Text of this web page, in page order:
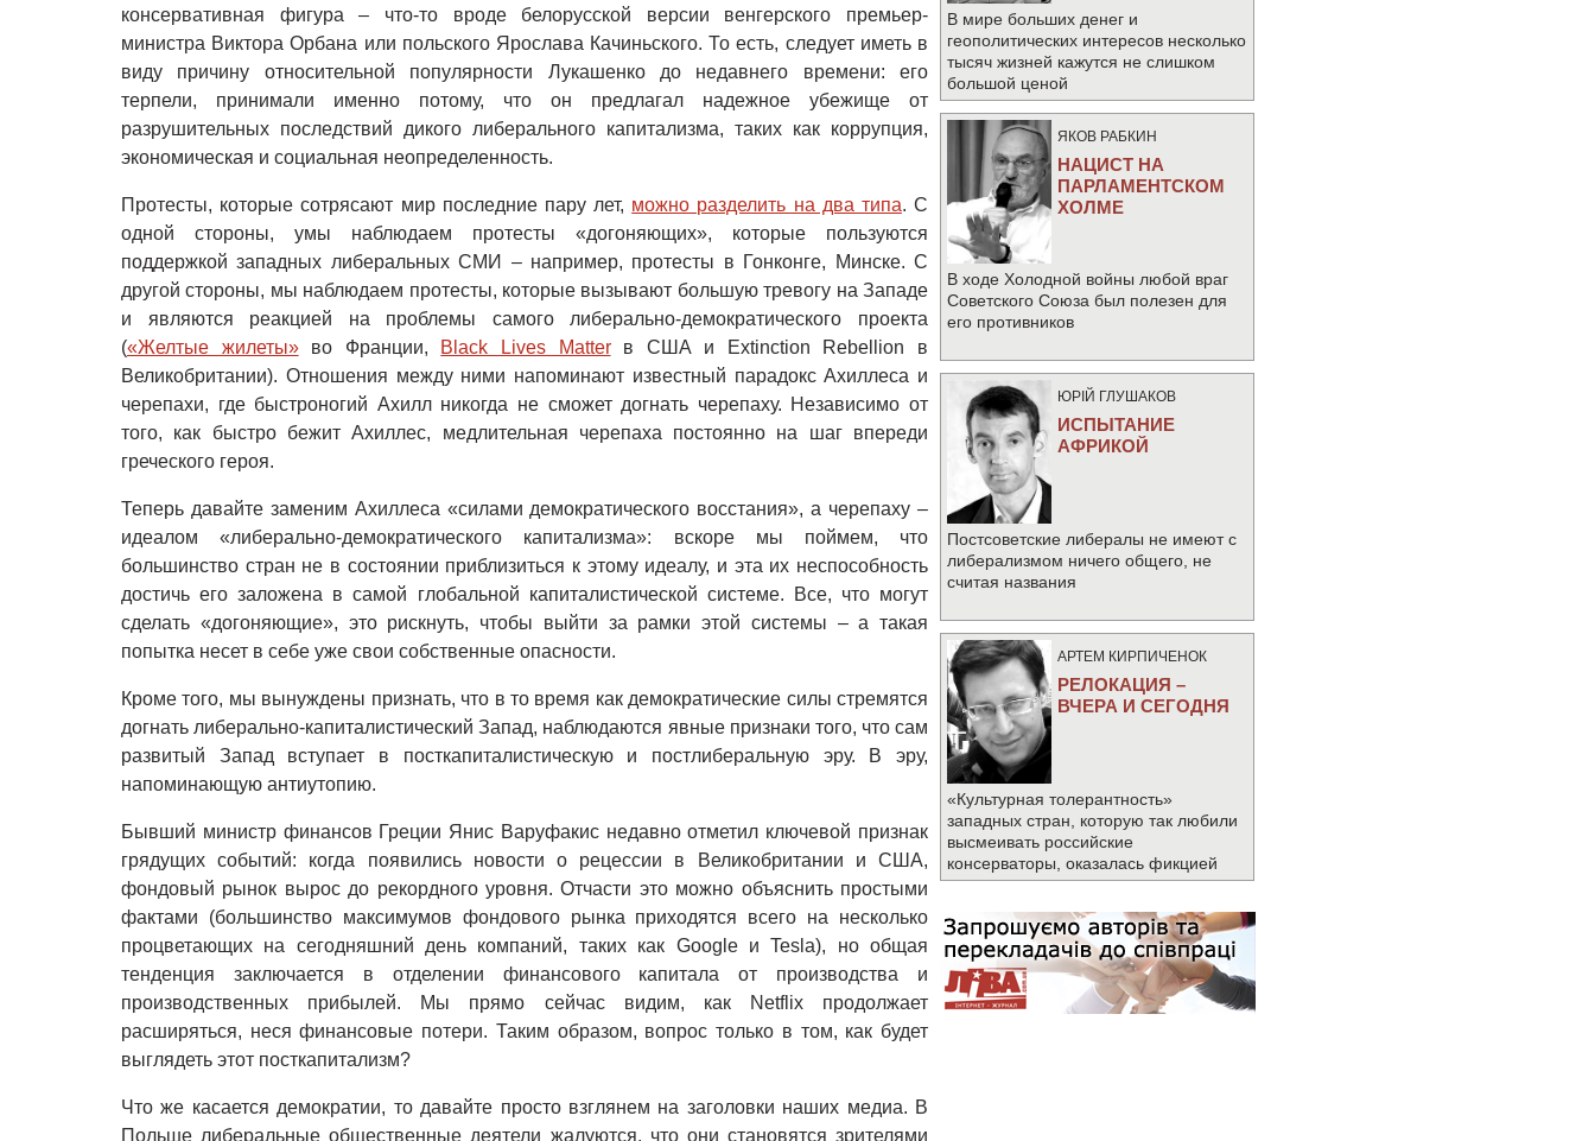
консервативная фигура – что-то вроде белорусской версии венгерского премьер-
министра Виктора Орбана или польского Ярослава Качиньского. То есть, следует иметь в
виду причину относительной популярности Лукашенко до недавнего времени: его
терпели, принимали именно потому, что он предлагал надежное убежище от
разрушительных последствий дикого либерального капитализма, таких как коррупция,
экономическая и социальная неопределенность.
Протесты, которые сотрясают мир последние пару лет, можно разделить на два типа. С
одной стороны, умы наблюдаем протесты «догоняющих», которые пользуются
поддержкой западных либеральных СМИ – например, протесты в Гонконге, Минске. С
другой стороны, мы наблюдаем протесты, которые вызывают большую тревогу на Западе
и являются реакцией на проблемы самого либерально-демократического проекта
(«Желтые жилеты»во Франции, Black Lives Matterв США и Extinction Rebellion в
Великобритании). Отношения между ними напоминают известный парадокс Ахиллеса и
черепахи, где быстроногий Ахилл никогда не сможет догнать черепаху. Независимо от
того, как быстро бежит Ахиллес, медлительная черепаха постоянно на шаг впереди
греческого героя.
Теперь давайте заменим Ахиллеса «силами демократического восстания», а черепаху –
идеалом «либерально-демократического капитализма»: вскоре мы поймем, что
большинство стран не в состоянии приблизиться к этому идеалу, и эта их неспособность
достичь его заложена в самой глобальной капиталистической системе. Все, что могут
сделать «догоняющие», это рискнуть, чтобы выйти за рамки этой системы – а такая
попытка несет в себе уже свои собственные опасности.
Кроме того, мы вынуждены признать, что в то время как демократические силы стремятся
догнать либерально-капиталистический Запад, наблюдаются явные признаки того, что сам
развитый Запад вступает в посткапиталистическую и постлиберальную эру. В эру,
напоминающую антиутопию.
Бывший министр финансов Греции Янис Варуфакис недавно отметил ключевой признак
грядущих событий: когда появились новости о рецессии в Великобритании и США,
фондовый рынок вырос до рекордного уровня. Отчасти это можно объяснить простыми
фактами (большинство максимумов фондового рынка приходятся всего на несколько
процветающих на сегодняшний день компаний, таких как Google и Tesla), но общая
тенденция заключается в отделении финансового капитала от производства и
производственных прибылей. Мы прямо сейчас видим, как Netflix продолжает
расширяться, неся финансовые потери. Таким образом, вопрос только в том, как будет
выглядеть этот посткапитализм?
Что же касается демократии, то давайте просто взглянем на заголовки наших медиа. В
Польше либеральные общественные деятели жалуются, что они становятся зрителями
В мире больших денег и
геополитических интересов несколько
тысяч жизней кажутся не слишком
большой ценой
ЯКОВ РАБКИН
НАЦИСТ НА
ПАРЛАМЕНТСКОМ
ХОЛМЕ
В ходе Холодной войны любой враг
Советского Союза был полезен для
его противников
ЮРIЙ ГЛУШАКОВ
ИСПЫТАНИЕ
АФРИКОЙ
Постсоветские либералы не имеют с
либерализмом ничего общего, не
считая названия
АРТЕМ КИРПИЧЕНОК
РЕЛОКАЦИЯ –
ВЧЕРА И СЕГОДНЯ
«Культурная толерантность»
западных стран, которую так любили
высмеивать российские
консерваторы, оказалась фикцией